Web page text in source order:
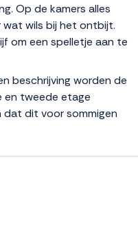
Op de kamers alles
wils bij het ontbijt.
om een spelletje aan te
beschrijving worden de
en tweede etage
dat dit voor sommigen